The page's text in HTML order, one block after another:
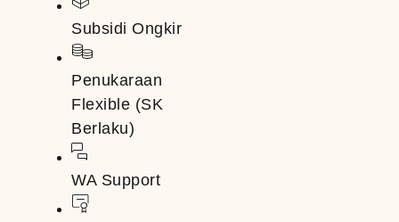
Subsidi Ongkir
Penukaraan
Flexible (SK
Berlaku)
WA Support